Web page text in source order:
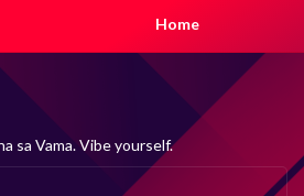
Home
sa Vama. Vibe yourself.